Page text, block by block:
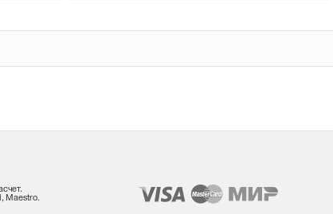
Maestro.